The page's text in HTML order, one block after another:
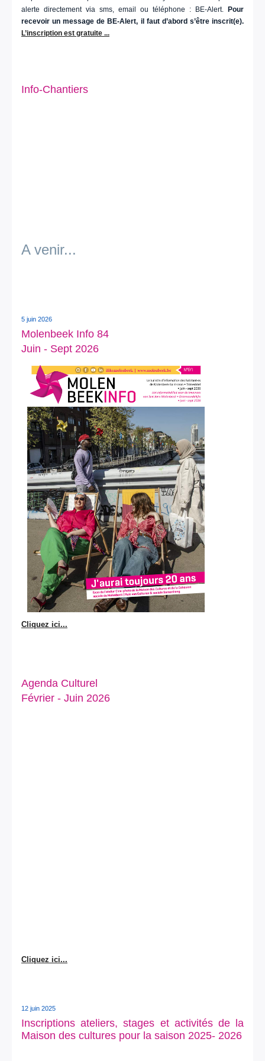
alerte directement via sms, email ou téléphone : BE-Alert.
Pour
recevoir un message de BE-Alert, il faut d’abord s’être inscrit(e).
L’inscription est gratuite ...
Info-Chantiers
A venir...
5 juin 2026
Molenbeek Info 84
Juin - Sept 2026
Cliquez ici...
Agenda Culturel
Février - Juin 2026
Cliquez ici...
12 juin 2025
Inscriptions ateliers, stages et activités de la
Maison des cultures pour la saison 2025- 2026